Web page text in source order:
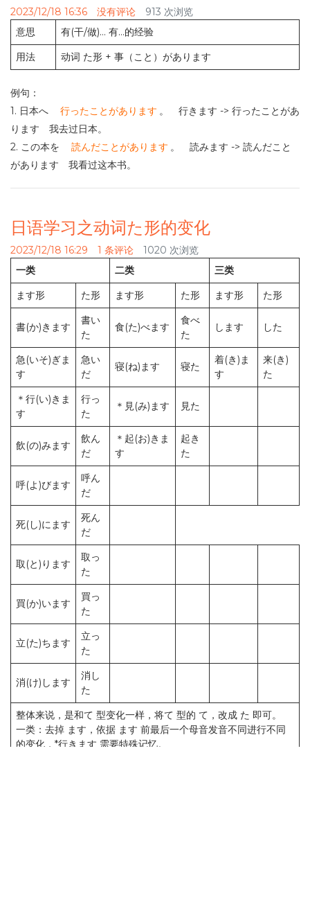
2023/12/18 16:36 没有评论
913 次浏览
意思
有(干/做)… 有…的经验
用法
动词 た形 + 事（こと）があります
例句：
1. 日本へ
行ったことがあります 。 行きます -> 行ったことがあ
ります 我去过日本。
2. この本を
読んだことがあります 。 読みます -> 読んだこと
があります 我看过这本书。
日语学习之动词た形的变化
2023/12/18 16:29 1 条评论
1020 次浏览
一类
二类
三类
ます形
た形 ます形 た形 ます形 た形
書(か)きます
書い
た
食(た)べます
食べ
た
します した
急(いそ)ぎま
す
急い
だ
寝(ね)ます 寝た
着(き)ま
す
来(き)
た
＊行(い)きま
す
行っ
た
＊見(み)ます 見た
飲(の)みます
飲ん
だ
＊起(お)きま
す
起き
た
呼(よ)びます
呼ん
だ
死(し)にます
死ん
だ
取(と)ります
取っ
た
買(か)います
買っ
た
立(た)ちます
立っ
た
消(け)します
消し
た
整体来说，是和て 型变化一样，将て 型的 て，改成 た 即可。
一类：去掉 ます，依据 ます 前最后一个母音发音不同进行不同
的变化，*行きます 需要特殊记忆。